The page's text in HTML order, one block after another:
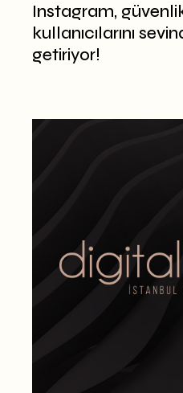
Instagram,
kullanıcılarını
getiriyor!